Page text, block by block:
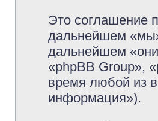
Это соглашение
дальнейшем
дальнейшем
«phpBB Group»,
время любой из
информация»).